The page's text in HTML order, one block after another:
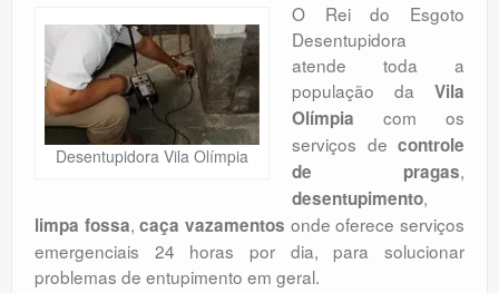
Galeria De Fotos
Orçamento
Comentários
Desentupidora Vila Olímpia
O Rei do Esgoto
Desentupidora
atende toda a
população da Vila
Olímpia com os
serviços de controle
de pragas,
desentupimento,
limpa fossa,caça vazamentos onde oferece serviços
emergenciais 24 horas por dia, para solucionar
problemas de entupimento em geral.